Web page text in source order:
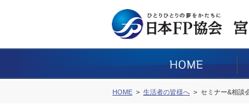
HOME 生活者の皆様へ セミナー&相談